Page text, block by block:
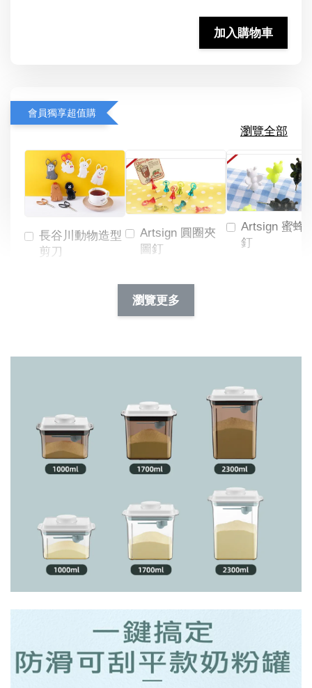
加入購物車
會員獨享超值購
瀏覽全部
長谷川動物造型
剪刀
Artsign 圓圈夾
圖釘
NT$ 19.00
NT$ 66.00
Artsign 蜜蜂
釘
加入購物車
瀏覽更多